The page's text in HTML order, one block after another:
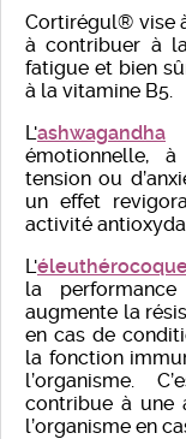
Cortirégul® vise
à contribuer à
fatigue et bien
à la vitamine B5.
L'ashwagandha
émotionnelle,
tension ou
un effet
activité
L'éleuthérocoque
la
augmente la
en cas de
la fonction
l’organisme.
contribue à une
l’organisme en